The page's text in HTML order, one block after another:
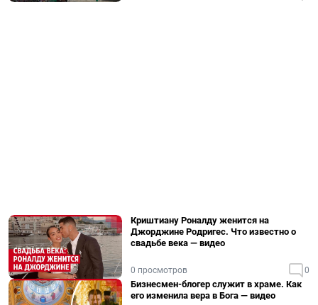
Криштиану Роналду женится на
Джорджине Родригес. Что известно о
свадьбе века — видео
0 просмотров 0
Бизнесмен-блогер служит в храме. Как
его изменила вера в Бога — видео